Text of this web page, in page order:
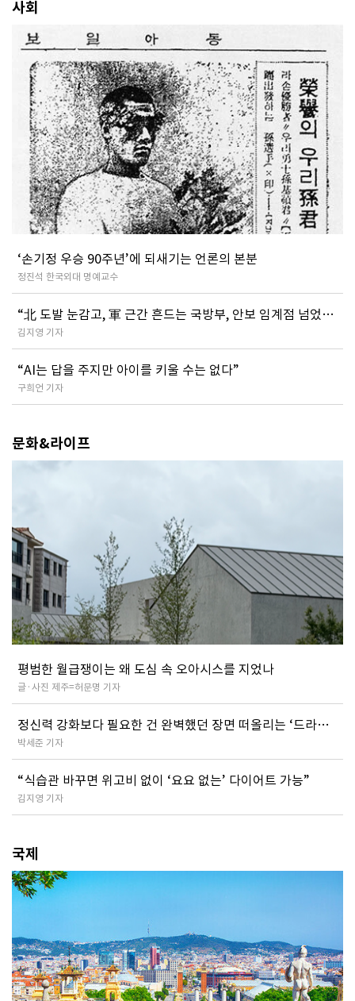
사회
‘손기정 우승 90주년’에 되새기는 언론의 본분
정진석 한국외대 명예교수
​“北 도발 눈감고, 軍 근간 흔드는 국방부, 안보 임계점 넘었
다”
김지영 기자
“AI는 답을 주지만 아이를 키울 수는 없다”
구희언 기자
문화&라이프
평범한 월급쟁이는 왜 도심 속 오아시스를 지었나
글·사진 제주=허문명 기자
정신력 강화보다 필요한 건 완벽했던 장면 떠올리는 ‘드라마
멘탈 트레이닝’
박세준 기자
“식습관 바꾸면 위고비 없이 ‘요요 없는’ 다이어트 가능”
김지영 기자
국제